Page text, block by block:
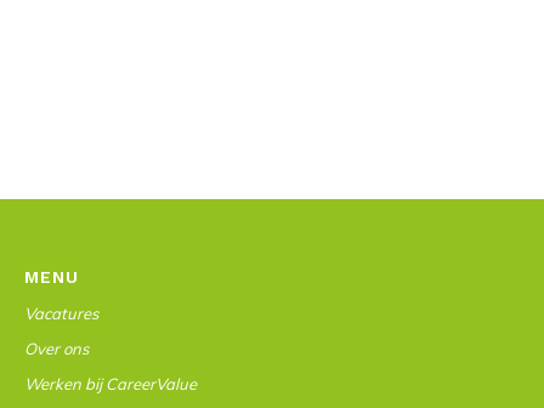
MENU
Vacatures
Over ons
Werken bij CareerValue